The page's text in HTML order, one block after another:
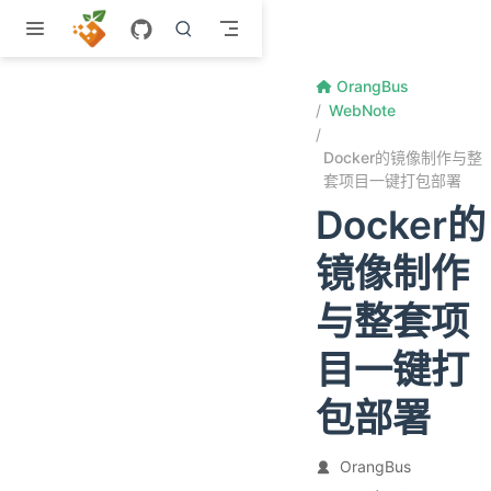
跳至主要內容
OrangBus
WebNote
Docker的镜像制作与整
套项目一键打包部署
Docker的
镜像制作
与整套项
目一键打
包部署
OrangBus